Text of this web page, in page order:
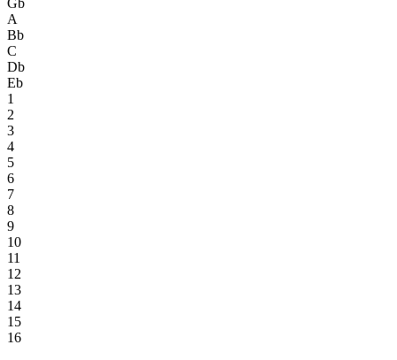
A
Bb
C
Db
Eb
1
2
3
4
5
6
7
8
9
10
11
12
13
14
15
16